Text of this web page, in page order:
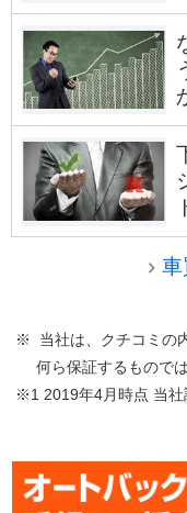
※ 当社は、クチコミの
何ら保証するもので
※1 2019年4月時点 当社